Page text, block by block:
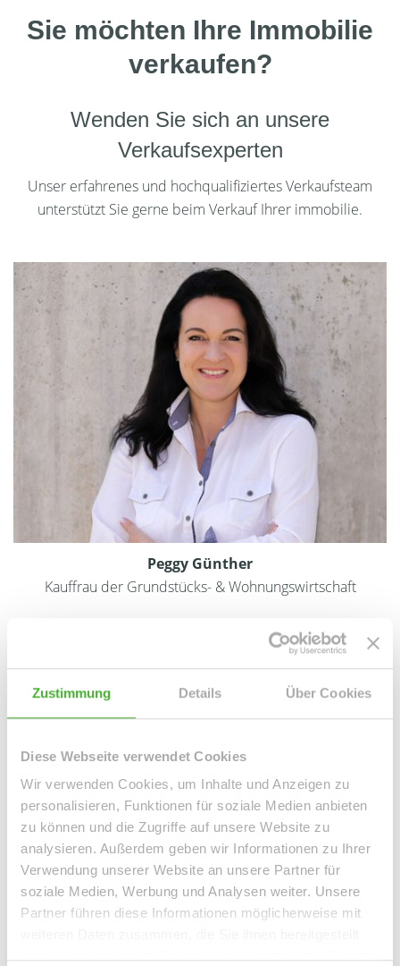
Zustimmung Details Über Cookies
Diese Webseite verwendet Cookies
Wir verwenden Cookies, um Inhalte und Anzeigen zu
personalisieren, Funktionen für soziale Medien anbieten
zu können und die Zugriffe auf unsere Website zu
analysieren. Außerdem geben wir Informationen zu Ihrer
Verwendung unserer Website an unsere Partner für
soziale Medien, Werbung und Analysen weiter. Unsere
Partner führen diese Informationen möglicherweise mit
Sie möchten Ihre Immobilie
verkaufen?
Wenden Sie sich an unsere
Verkaufsexperten
Unser erfahrenes und hochqualifiziertes Verkaufsteam
unterstützt Sie gerne beim Verkauf Ihrer immobilie.
Peggy Günther
Kauffrau der Grundstücks- & Wohnungswirtschaft
- Verkauf & Vermietung -
E-Mail:
info@le-apis-immobilien.de